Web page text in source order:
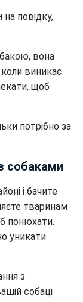
повідку,
вона
виникає
щоб
потрібно за
собаками
і бачите
тваринам
понюхати.
уникати
з
собаці